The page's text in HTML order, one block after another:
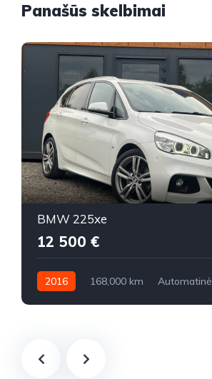
Panašūs skelbimai
BMW 225xe
12 500 €
2016 168,000 km
Automatinė